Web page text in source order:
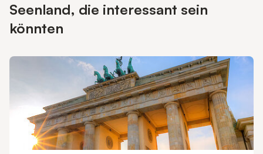
Seenland, die interessant sein
könnten